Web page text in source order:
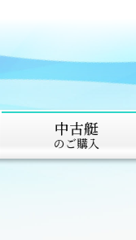
中古艇
のご購入